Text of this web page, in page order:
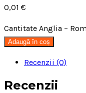
0,01 €
Cantitate Anglia –
Adaugă în coș
Recenzii (0)
Recenzii